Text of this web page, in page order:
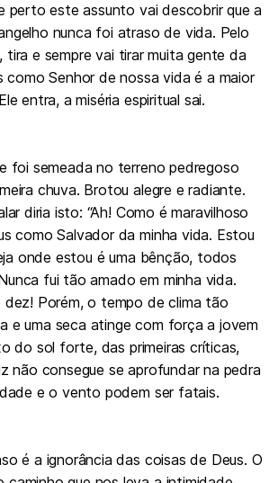
perto este assunto vai descobrir que a
nunca foi atraso de vida. Pelo
tira e sempre vai tirar muita gente da
como Senhor de nossa vida é a maior
entra, a miséria espiritual sai.
foi semeada no terreno pedregoso
chuva. Brotou alegre e radiante.
diria isto: “Ah! Como é maravilhoso
como Salvador da minha vida. Estou
onde estou é uma bênção, todos
fui tão amado em minha vida.
dez! Porém, o tempo de clima tão
e uma seca atinge com força a jovem
do sol forte, das primeiras críticas,
não consegue se aprofundar na pedra
e o vento podem ser fatais.
é a ignorância das coisas de Deus. O